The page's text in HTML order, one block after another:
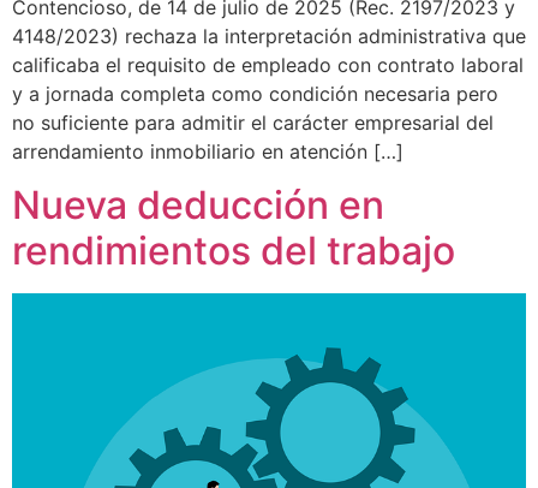
Contencioso, de 14 de julio de 2025 (Rec. 2197/2023 y
4148/2023) rechaza la interpretación administrativa que
calificaba el requisito de empleado con contrato laboral
y a jornada completa como condición necesaria pero
no suficiente para admitir el carácter empresarial del
arrendamiento inmobiliario en atención […]
Nueva deducción en
rendimientos del trabajo